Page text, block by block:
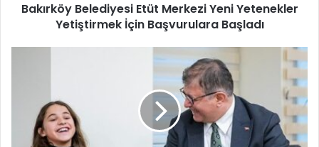
Bakırköy Belediyesi Etüt Merkezi Yeni Yetenekler
Yetiştirmek İçin Başvurulara Başladı